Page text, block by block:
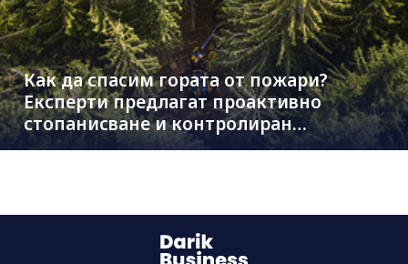
Как да спасим гората от пожари?
Експерти предлагат проактивно
стопанисване и контролиран
дърводобив